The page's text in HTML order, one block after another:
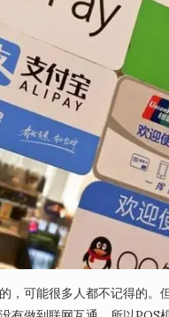
，可能很多人都不记得的